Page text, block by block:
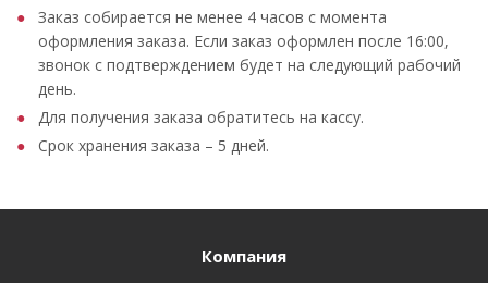
Заказ собирается не менее 4 часов с момента
оформления заказа. Если заказ оформлен после 16:00,
звонок с подтверждением будет на следующий рабочий
день.
Для получения заказа обратитесь на кассу.
Срок хранения заказа – 5 дней.
Компания